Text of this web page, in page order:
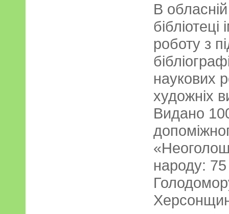
В
роботу з
наукових
художніх
Видано
народу: 75